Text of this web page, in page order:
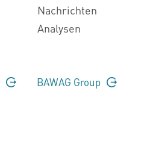
Nachrichten
Analysen
BAWAG Group